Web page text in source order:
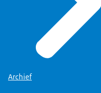
aangewend, maar
houden.
En dat heeft geleid
de
Archief